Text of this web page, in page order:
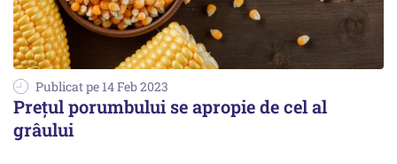
Publicat pe 14 Feb 2023
Prețul porumbului se apropie de cel al
grâului